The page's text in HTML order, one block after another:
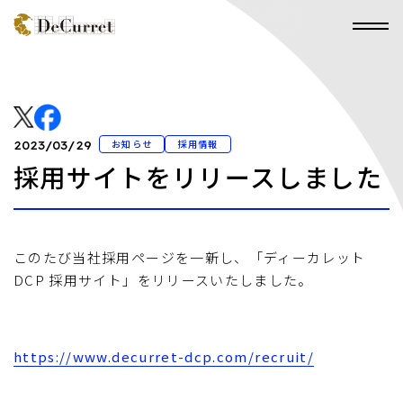
2023/03/29 お知らせ 採用情報
採用サイトをリリースしました
このたび当社採用ページを一新し、「ディーカレット
DCP 採用サイト」をリリースいたしました。
https://www.decurret-dcp.com/recruit/